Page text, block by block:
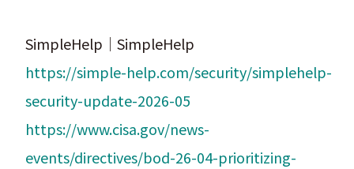
SimpleHelp｜SimpleHelp
https://simple-help.com/security/simplehelp-
security-update-2026-05
https://www.cisa.gov/news-
events/directives/bod-26-04-prioritizing-